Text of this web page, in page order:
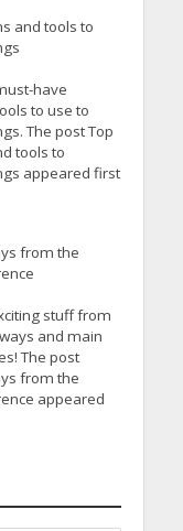
and tools to
have
to use to
The post Top
tools to
appeared first
from the
stuff from
and main
The post
from the
appeared